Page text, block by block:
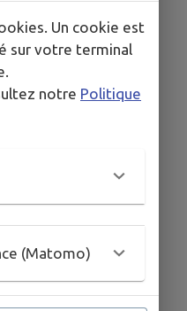
CORDON
Un cookie est
sur votre terminal
notre Politique
(Matomo)